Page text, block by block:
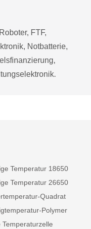
FTF,
Notbatterie,
Temperatur 18650
Temperatur 26650
Quadrat
Polymer
Temperaturzelle